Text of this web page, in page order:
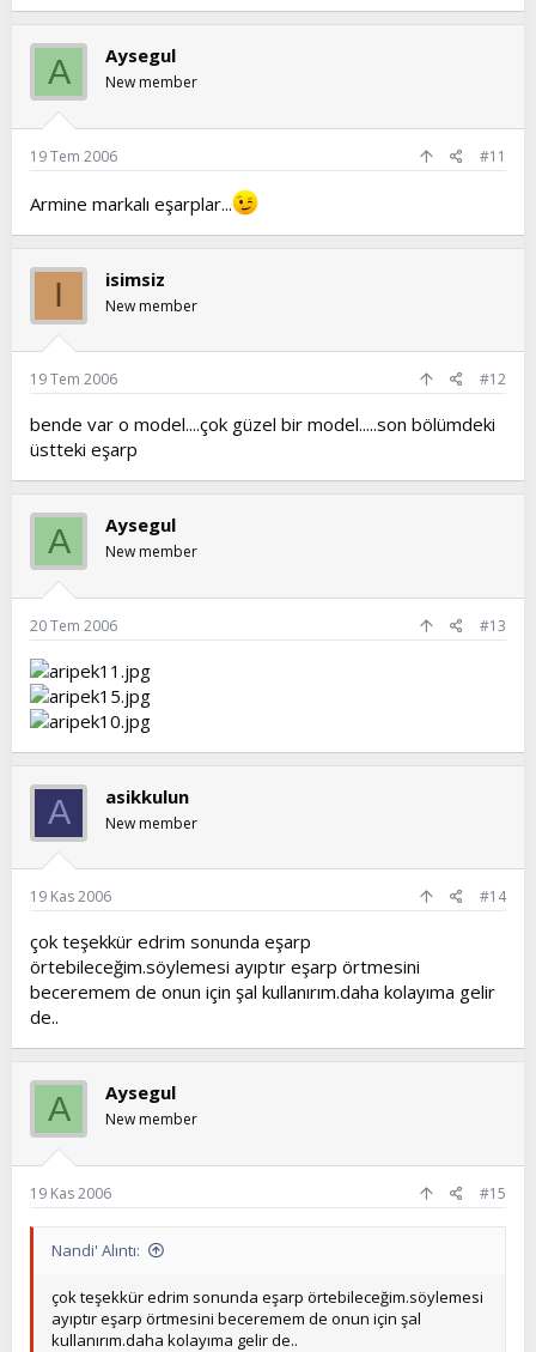
A Aysegul
New member
19 Tem 2006 #11
Armine markalı eşarplar...
I isimsiz
New member
19 Tem 2006 #12
bende var o model....çok güzel bir model.....son bölümdeki
üstteki eşarp
A Aysegul
New member
20 Tem 2006 #13
A asikkulun
New member
19 Kas 2006 #14
çok teşekkür edrim sonunda eşarp
örtebileceğim.söylemesi ayıptır eşarp örtmesini
beceremem de onun için şal kullanırım.daha kolayıma gelir
de..
A Aysegul
New member
19 Kas 2006 #15
Nandi' Alıntı:
çok teşekkür edrim sonunda eşarp örtebileceğim.söylemesi
ayıptır eşarp örtmesini beceremem de onun için şal
kullanırım.daha kolayıma gelir de..